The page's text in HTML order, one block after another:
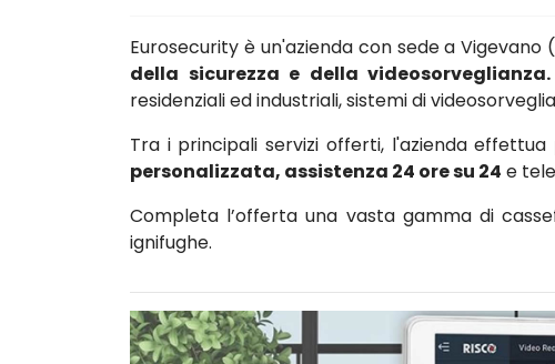
Eurosecurity è un'azienda con sede a Vigevano
della sicurezza e della videosorveglianza.
residenziali ed industriali, sistemi di
Tra i principali servizi offerti, l'azienda effettua
personalizzata, assistenza 24 ore su 24 e
Completa l’offerta una vasta gamma di
ignifughe.